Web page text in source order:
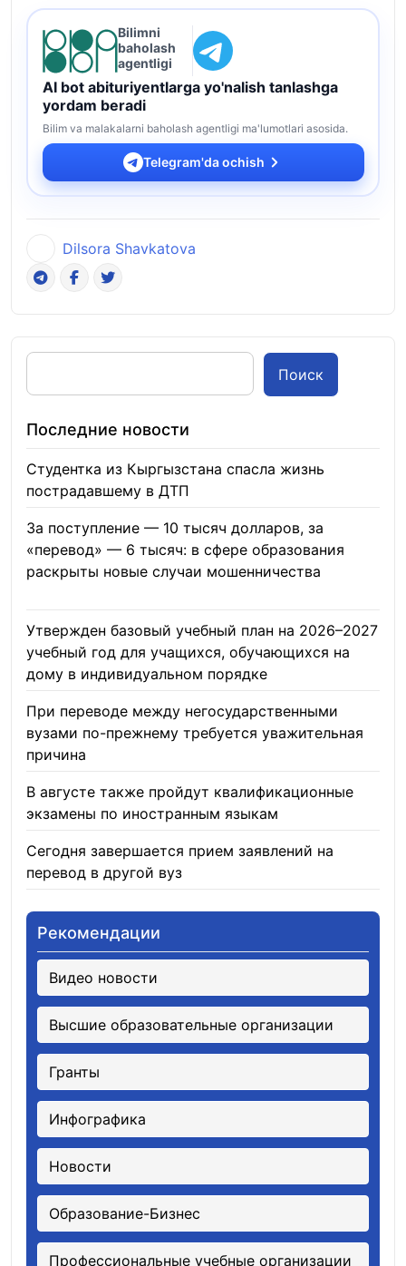
Bilimni
baholash
agentligi
AI bot abituriyentlarga yo'nalish tanlashga
yordam beradi
Bilim va malakalarni baholash agentligi ma'lumotlari asosida.
Telegram'da ochish
Dilsora Shavkatova
Поиск
Последние новости
Студентка из Кыргызстана спасла жизнь
пострадавшему в ДТП
За поступление — 10 тысяч долларов, за
«перевод» — 6 тысяч: в сфере образования
раскрыты новые случаи мошенничества
Утвержден базовый учебный план на 2026–2027
учебный год для учащихся, обучающихся на
дому в индивидуальном порядке
При переводе между негосударственными
вузами по-прежнему требуется уважительная
причина
В августе также пройдут квалификационные
экзамены по иностранным языкам
Сегодня завершается прием заявлений на
перевод в другой вуз
Рекомендации
Видео новости
Высшие образовательные организации
Гранты
Инфографика
Новости
Образование-Бизнес
Профессиональные учебные организации